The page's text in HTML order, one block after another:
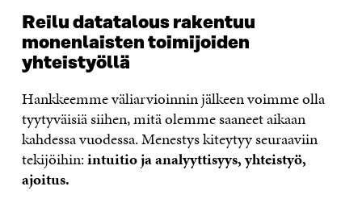
Reilu datatalous rakentuu
monenlaisten toimijoiden
yhteistyöllä
Hankkeemme väliarvioinnin jälkeen voimme olla
tyytyväisiä siihen, mitä olemme saaneet aikaan
kahdessa vuodessa. Menestys kiteytyy seuraaviin
tekijöihin:intuitio ja analyyttisyys, yhteistyö,
ajoitus.